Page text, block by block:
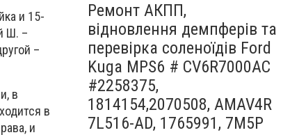
и 15-
Ш. –
–
в
в
и
Ремонт АКПП,
відновлення демпферів та
перевірка соленоїдів Ford
Kuga MPS6 # CV6R7000AC
#2258375,
1814154,2070508, AMAV4R
7L516-AD, 1765991, 7M5P